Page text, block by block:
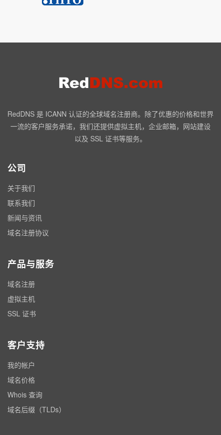
RedDNS 是 ICANN 认证的全球域名注册商。除了优惠的价格和世界
一流的客户服务承诺，我们还提供虚拟主机，企业邮箱，网站建设
以及 SSL 证书等服务。
公司
关于我们
联系我们
新闻与资讯
域名注册协议
产品与服务
域名注册
虚拟主机
SSL 证书
客户支持
我的帐户
域名价格
Whois 查询
域名后缀（TLDs）